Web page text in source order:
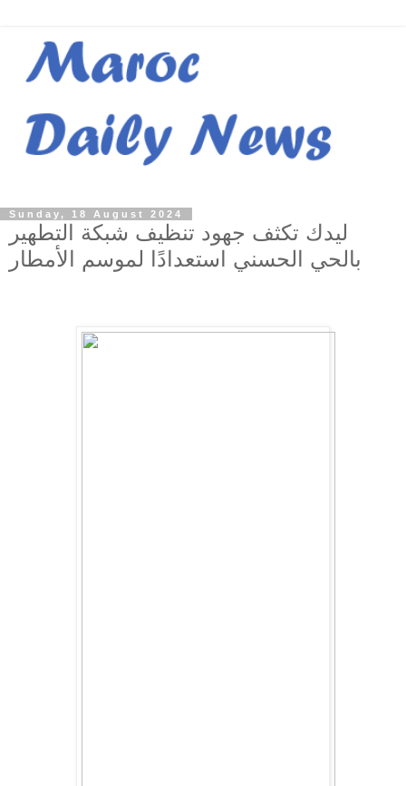
Sunday, 18 August 2024
ليدك تكثف جهود تنظيف شبكة التطهير
بالحي الحسني استعدادًا لموسم الأمطار